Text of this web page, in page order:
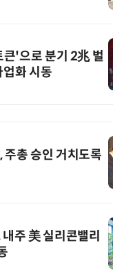
'으로 분기 2兆 벌
화 시동
주총 승인 거치도록
주 美 실리콘밸리